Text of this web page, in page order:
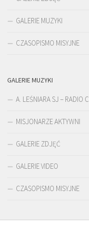
GALERIE MUZYKI
CZASOPISMO MISYJNE
GALERIE MUZYKI
A. LEŚNIARA SJ – RADIO
MISJONARZE AKTYWNI
GALERIE ZDJĘĆ
GALERIE VIDEO
CZASOPISMO MISYJNE